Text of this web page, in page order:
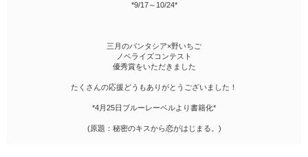
*9/17～10/24*
三月のパンタシア×野いちご
ノベライズコンテスト
優秀賞をいただきました
たくさんの応援どうもありがとうございました！
*4月25日ブルーレーベルより書籍化*
(原題：秘密のキスから恋がはじまる。)